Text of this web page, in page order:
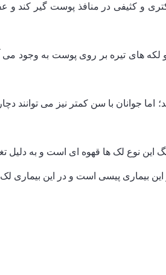
و کثیفی در منافذ پوست گیر کند
های تیره بر روی پوست به وجود می
ها معمولا برای افراد بالای 50 سال اتفاق می افتد؛ اما جوانان
نوع لک ها قهوه ای است و به دلیل
این بیماری پیسی است و در این